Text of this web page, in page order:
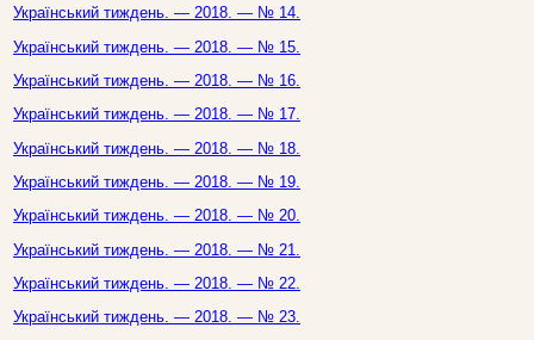
Український тиждень. — 2018. — № 14.
Український тиждень. — 2018. — № 15.
Український тиждень. — 2018. — № 16.
Український тиждень. — 2018. — № 17.
Український тиждень. — 2018. — № 18.
Український тиждень. — 2018. — № 19.
Український тиждень. — 2018. — № 20.
Український тиждень. — 2018. — № 21.
Український тиждень. — 2018. — № 22.
Український тиждень. — 2018. — № 23.